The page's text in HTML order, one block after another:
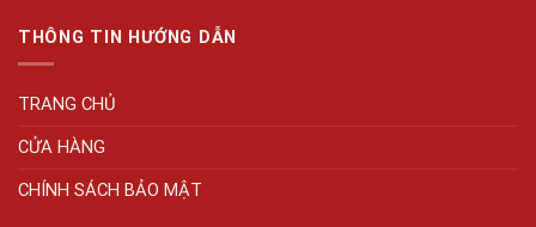
THÔNG TIN HƯỚNG DẪN
TRANG CHỦ
CỬA HÀNG
CHÍNH SÁCH BẢO MẬT